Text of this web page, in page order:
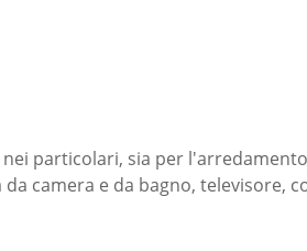
particolari, sia per
camera e da bagno, televisore,